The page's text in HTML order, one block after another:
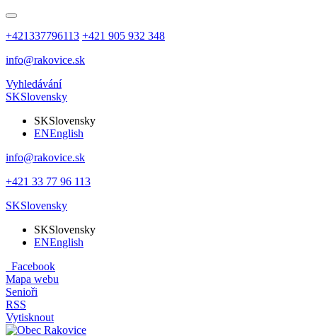
+421337796113 +421 905 932 348
info@rakovice.sk
Vyhledávání
SKSlovensky
SKSlovensky
ENEnglish
info@rakovice.sk
+421 33 77 96 113
SKSlovensky
SKSlovensky
ENEnglish
Facebook
Mapa webu
Senioři
RSS
Vytisknout